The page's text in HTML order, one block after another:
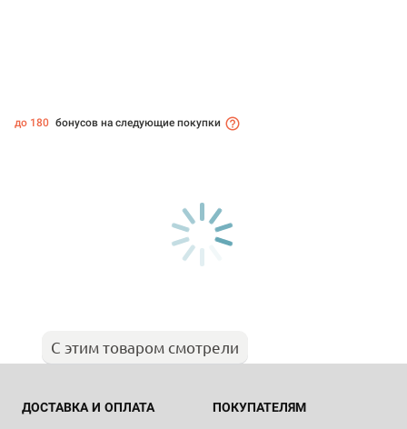
до 180 бонусов на следующие покупки
С этим товаром смотрели
ДОСТАВКА И ОПЛАТА ПОКУПАТЕЛЯМ